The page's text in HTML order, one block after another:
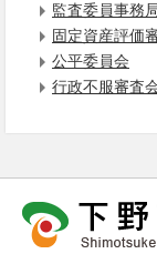
監査委員事務
固定資産評価
公平委員会
行政不服審査